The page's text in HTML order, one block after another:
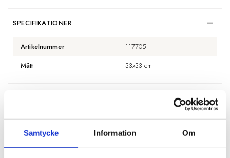
Samtycke Information Om
SPECIFIKATIONER
Artikelnummer
117705
Mått
33x33 cm